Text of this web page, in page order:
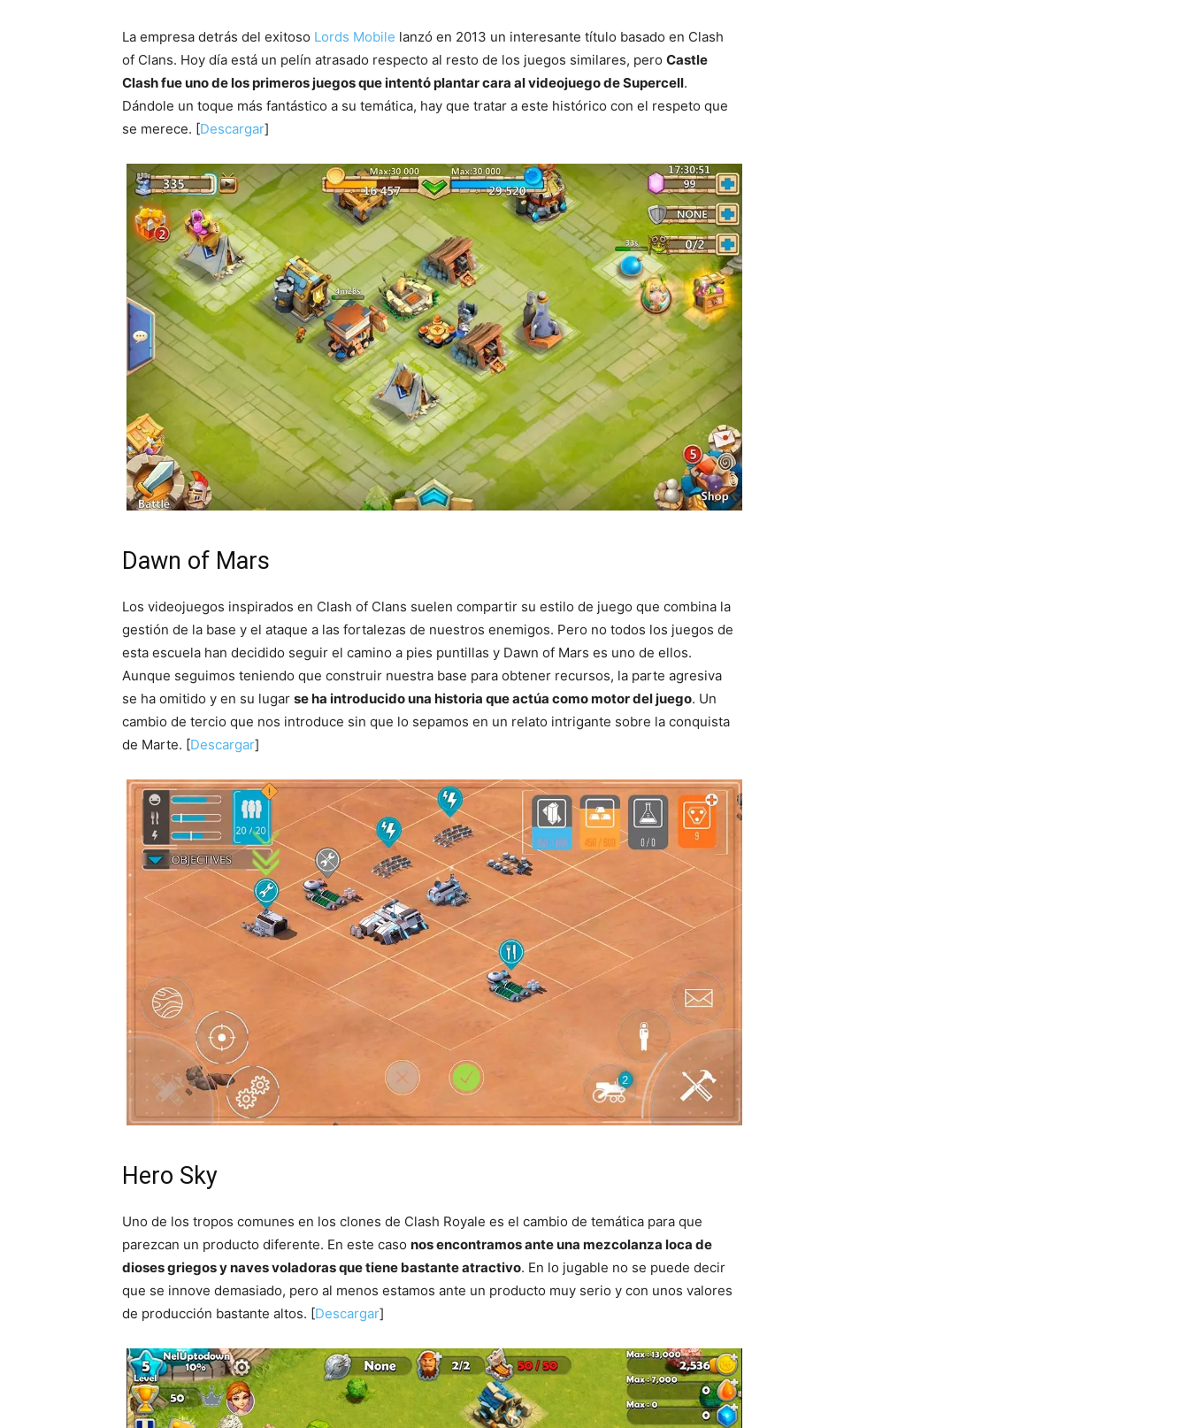
La empresa detrás del exitoso Lords Mobile lanzó en 2013 un interesante título basado en Clash
of Clans. Hoy día está un pelín atrasado respecto al resto de los juegos similares, pero Castle
Clash fue uno de los primeros juegos que intentó plantar cara al videojuego de Supercell.
Dándole un toque más fantástico a su temática, hay que tratar a este histórico con el respeto que
se merece. [Descargar]
Dawn of Mars
Los videojuegos inspirados en Clash of Clans suelen compartir su estilo de juego que combina la
gestión de la base y el ataque a las fortalezas de nuestros enemigos. Pero no todos los juegos de
esta escuela han decidido seguir el camino a pies puntillas y Dawn of Mars es uno de ellos.
Aunque seguimos teniendo que construir nuestra base para obtener recursos, la parte agresiva
se ha omitido y en su lugar se ha introducido una historia que actúa como motor del juego. Un
cambio de tercio que nos introduce sin que lo sepamos en un relato intrigante sobre la conquista
de Marte. [Descargar]
Hero Sky
Uno de los tropos comunes en los clones de Clash Royale es el cambio de temática para que
parezcan un producto diferente. En este caso nos encontramos ante una mezcolanza loca de
dioses griegos y naves voladoras que tiene bastante atractivo. En lo jugable no se puede decir
que se innove demasiado, pero al menos estamos ante un producto muy serio y con unos valores
de producción bastante altos. [Descargar]